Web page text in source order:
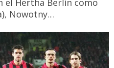
Nowotny…